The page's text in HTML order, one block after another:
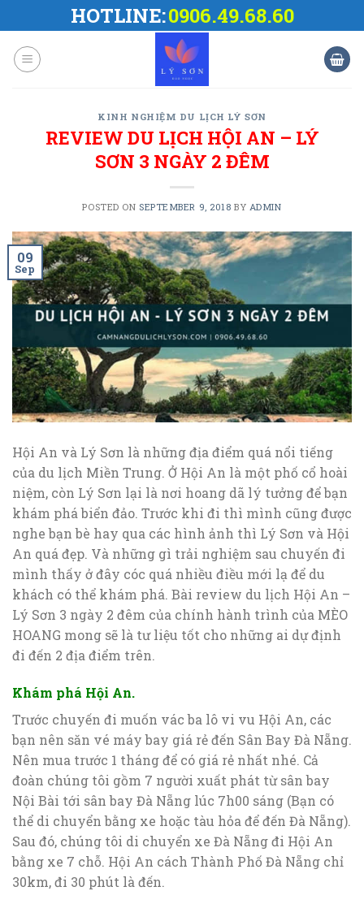
to
content
HOTLINE:0906.49.68.60
KINH NGHIỆM DU LỊCH LÝ SƠN
REVIEW DU LỊCH HỘI AN – LÝ
SƠN 3 NGÀY 2 ĐÊM
POSTED ON SEPTEMBER 9, 2018 BY ADMIN
09
Sep
Hội An và Lý Sơn là những địa điểm quá nổi tiếng
của du lịch Miền Trung. Ở Hội An là một phố cổ hoài
niệm, còn Lý Sơn lại là nơi hoang dã lý tưởng để bạn
khám phá biển đảo. Trước khi đi thì mình cũng được
nghe bạn bè hay qua các hình ảnh thì Lý Sơn và Hội
An quá đẹp. Và những gì trải nghiệm sau chuyến đi
mình thấy ở đây cóc quá nhiều điều mới lạ để du
khách có thể khám phá. Bài review du lịch Hội An –
Lý Sơn 3 ngày 2 đêm của chính hành trình của MÈO
HOANG mong sẽ là tư liệu tốt cho những ai dự định
đi đến 2 địa điểm trên.
Khám phá Hội An.
Trước chuyến đi muốn vác ba lô vi vu Hội An, các
bạn nên săn vé máy bay giá rẻ đến Sân Bay Đà Nẵng.
Nên mua trước 1 tháng để có giá rẻ nhất nhé. Cả
đoàn chúng tôi gồm 7 người xuất phát từ sân bay
Nội Bài tới sân bay Đà Nẵng lúc 7h00 sáng (Bạn có
thể di chuyển bằng xe hoặc tàu hỏa để đến Đà Nẵng).
Sau đó, chúng tôi di chuyển xe Đà Nẵng đi Hội An
bằng xe 7 chỗ. Hội An cách Thành Phố Đà Nẵng chỉ
30km, đi 30 phút là đến.